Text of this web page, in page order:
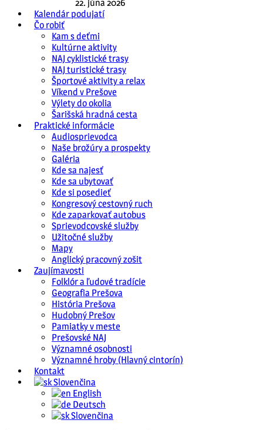
22. júna 2026
Kalendár podujatí
Čo robiť
Kam s deťmi
Kultúrne aktivity
NAJ cyklistické trasy
NAJ turistické trasy
Športové aktivity a relax
Víkend v Prešove
Výlety do okolia
Šarišská hradná cesta
Praktické informácie
Audiosprievodca
Naše brožúry a prospekty
Galéria
Kde sa najesť
Kde sa ubytovať
Kde si posedieť
Kongresový cestovný ruch
Kde zaparkovať autobus
Sprievodcovské služby
Užitočné služby
Mapy
Anglický pracovný zošit
Zaujímavosti
Folklór a ľudové tradície
Geografia Prešova
História Prešova
Hudobný Prešov
Pamiatky v meste
Prešovské NAJ
Významné osobnosti
Významné hroby (Hlavný cintorín)
Kontakt
Slovenčina
English
Deutsch
Slovenčina